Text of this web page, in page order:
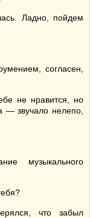
Ладно, пойдем
согласен,
не нравится, но
— звучало нелепо,
музыкального
что забыл